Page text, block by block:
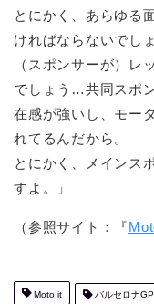
とにかく、あらゆる
ければならないでし
（スポンサーが）レ
でしょう…共同スポ
在感が強いし、モー
れてるんだから。
とにかく、メインス
すよ。」
（参照サイト：『
Moto.it バルセロナGP